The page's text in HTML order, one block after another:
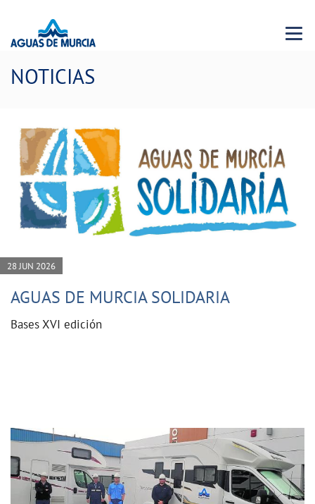
Menu
NOTICIAS
28 JUN 2026
AGUAS DE MURCIA SOLIDARIA
Bases XVI edición